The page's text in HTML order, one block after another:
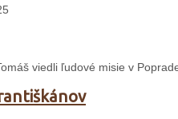
viedli ľudové misie v